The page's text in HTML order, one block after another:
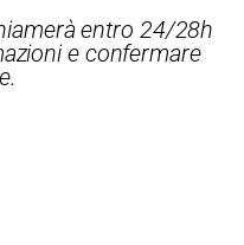
entro 24/28h
e confermare